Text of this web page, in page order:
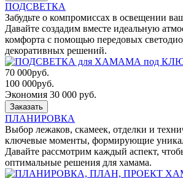
ПОДСВЕТКА
Забудьте о компромиссах в освещении
Давайте создадим вместе идеальную
комфорта с помощью передовых
декоративных решений.
70 000руб.
100 000руб.
Экономия 30 000 руб.
Заказать
ПЛАНИРОВКА
Выбор лежаков, скамеек, отделки и
ключевые моменты, формирующие
Давайте рассмотрим каждый аспект,
оптимальные решения для хамама.